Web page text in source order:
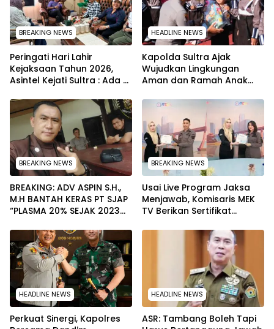
BREAKING NEWS
Peringati Hari Lahir
Kejaksaan Tahun 2026,
Asintel Kejati Sultra : Ada
sampai Adhyaksa Run
HEADLINE NEWS
Kapolda Sultra Ajak
Wujudkan Lingkungan
Aman dan Ramah Anak
Nasional 2026
BREAKING NEWS
BREAKING: ADV ASPIN S.H.,
M.H BANTAH KERAS PT SJAP
“PLASMA 20% SEJAK 2023
WARGA WAWOONE!
BREAKING NEWS
Usai Live Program Jaksa
Menjawab, Komisaris MEK
TV Berikan Sertifikat
Kejari Muna
HEADLINE NEWS
Perkuat Sinergi, Kapolres
HEADLINE NEWS
ASR: Tambang Boleh Tapi